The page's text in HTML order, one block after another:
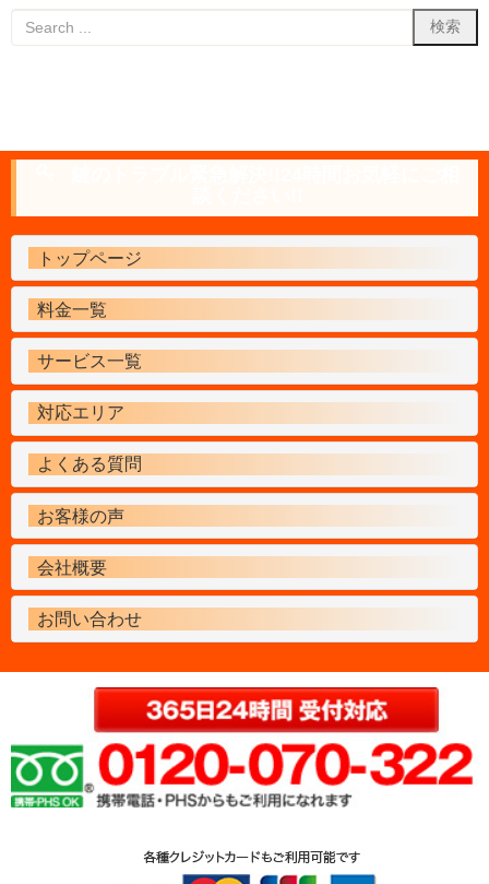
トップページ
料金一覧
サービス一覧
対応エリア
よくある質問
お客様の声
会社概要
お問い合わせ